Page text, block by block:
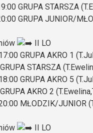
GRUPA STARSZA
GRUPA JUNIOR/
II LO
GRUPA AKRO 1
STARSZA
GRUPA AKRO 5
AKRO 2
MŁODZIK/JUNIOR
II LO